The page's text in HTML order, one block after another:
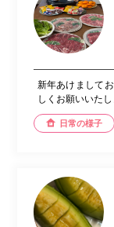
新年あけまして
しくお願いいた
日常の様子